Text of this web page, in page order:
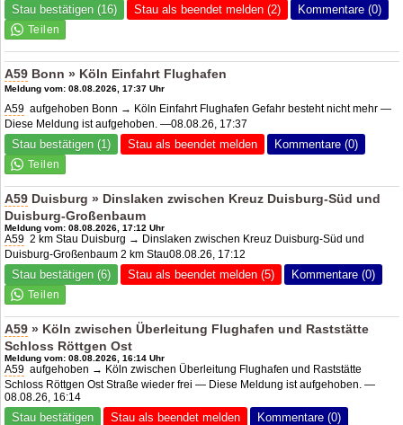
Stau bestätigen (16) Stau als beendet melden (2) Kommentare (0)
A59 Bonn » Köln Einfahrt Flughafen
Meldung vom: 08.08.2026, 17:37 Uhr
A59 aufgehoben Bonn → Köln Einfahrt Flughafen Gefahr besteht nicht mehr —
Diese Meldung ist aufgehoben. —08.08.26, 17:37
Stau bestätigen (1) Stau als beendet melden Kommentare (0)
A59 Duisburg » Dinslaken zwischen Kreuz Duisburg-Süd und
Duisburg-Großenbaum
Meldung vom: 08.08.2026, 17:12 Uhr
A59 2 km Stau Duisburg → Dinslaken zwischen Kreuz Duisburg-Süd und
Duisburg-Großenbaum 2 km Stau08.08.26, 17:12
Stau bestätigen (6) Stau als beendet melden (5) Kommentare (0)
A59 » Köln zwischen Überleitung Flughafen und Raststätte
Schloss Röttgen Ost
Meldung vom: 08.08.2026, 16:14 Uhr
A59 aufgehoben → Köln zwischen Überleitung Flughafen und Raststätte
Schloss Röttgen Ost Straße wieder frei — Diese Meldung ist aufgehoben. —
08.08.26, 16:14
Stau bestätigen Stau als beendet melden Kommentare (0)